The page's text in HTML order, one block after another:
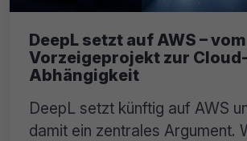
DeepL setzt auf AWS – vom
Vorzeigeprojekt zur Cloud-
Abhängigkeit
DeepL setzt künftig auf AWS
damit ein zentrales Argument.